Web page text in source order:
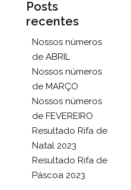
Posts
recentes
Nossos números
de ABRIL
Nossos números
de MARÇO
Nossos números
de FEVEREIRO
Resultado Rifa de
Natal 2023
Resultado Rifa de
Páscoa 2023